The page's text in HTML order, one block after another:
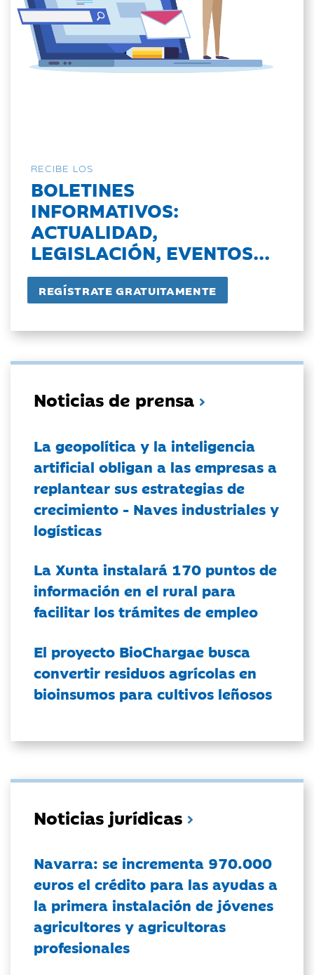
RECIBE LOS
BOLETINES
INFORMATIVOS:
ACTUALIDAD,
LEGISLACIÓN, EVENTOS...
Noticias de prensa
La geopolítica y la inteligencia
artificial obligan a las empresas a
replantear sus estrategias de
crecimiento - Naves industriales y
logísticas
La Xunta instalará 170 puntos de
información en el rural para
facilitar los trámites de empleo
El proyecto BioChargae busca
convertir residuos agrícolas en
bioinsumos para cultivos leñosos
Noticias jurídicas
Navarra: se incrementa 970.000
euros el crédito para las ayudas a
la primera instalación de jóvenes
agricultores y agricultoras
profesionales